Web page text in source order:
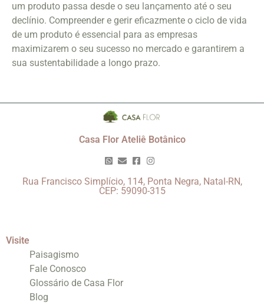
um produto passa desde o seu lançamento até o seu
declínio. Compreender e gerir eficazmente o ciclo de vida
de um produto é essencial para as empresas
maximizarem o seu sucesso no mercado e garantirem a
sua sustentabilidade a longo prazo.
Casa Flor Ateliê Botânico
Rua Francisco Simplício, 114, Ponta Negra, Natal-RN,
CEP: 59090-315
Visite
Paisagismo
Fale Conosco
Glossário de Casa Flor
Blog